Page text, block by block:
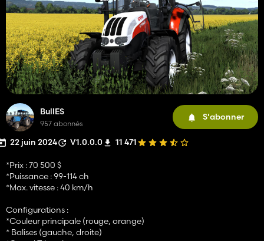
BullES
957 abonnés
S'abonner
22 juin 2024 V1.0.0.0 11 471
*Prix : 70 500 $
*Puissance : 99-114 ch
*Max. vitesse : 40 km/h
Configurations :
*Couleur principale (rouge, orange)
* Balises (gauche, droite)